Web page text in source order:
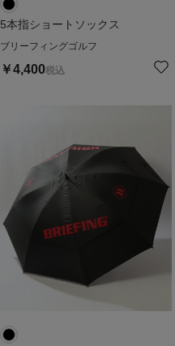
5本指ショートソックス
ブリーフィングゴルフ
￥4,400税込